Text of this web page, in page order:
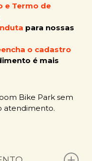
e Termo de
para nossas
o cadastro
é mais
Bike Park sem
atendimento.